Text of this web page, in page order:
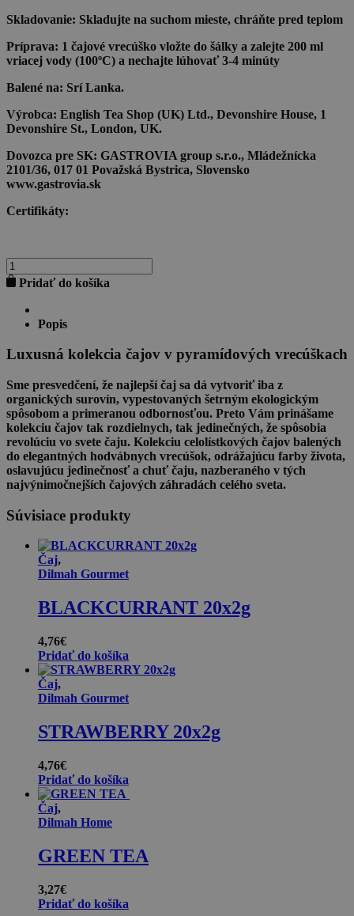
Skladovanie: Skladujte na suchom mieste, chráňte pred teplom
Príprava: 1 čajové vrecúško vložte do šálky a zalejte 200 ml
vriacej vody (100ºC) a nechajte lúhovať 3-4 minúty
Balené na: Srí Lanka.
Výrobca: English Tea Shop (UK) Ltd., Devonshire House, 1
Devonshire St., London, UK.
Dovozca pre SK: GASTROVIA group s.r.o., Mládežnícka
2101/36, 017 01 Považská Bystrica, Slovensko
www.gastrovia.sk
Certifikáty:
množstvo
ENGLISH
Pridať do košíka
Popis
Luxusná kolekcia čajov v pyramídových vrecúškach
Sme presvedčení, že najlepší čaj sa dá vytvoriť iba z
organických surovín, vypestovaných šetrným ekologickým
spôsobom a primeranou odbornosťou. Preto Vám prinášame
kolekciu čajov tak rozdielnych, tak jedinečných, že spôsobia
revolúciu vo svete čaju. Kolekciu celolístkových čajov balených
do elegantných hodvábnych vrecúšok, odrážajúcu farby života,
oslavujúcu jedinečnosť a chuť čaju, nazberaného v tých
najvýnimočnejších čajových záhradách celého sveta.
Súvisiace produkty
Čaj,
Dilmah Gourmet
BLACKCURRANT 20x2g
4,76€
Pridať do košíka
Čaj,
Dilmah Gourmet
STRAWBERRY 20x2g
4,76€
Pridať do košíka
Čaj,
Dilmah Home
GREEN TEA
3,27€
Pridať do košíka